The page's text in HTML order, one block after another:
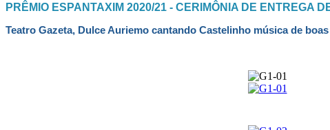
PRÊMIO ESPANTAXIM 2020/21 - CERIMÔNIA DE ENTREGA
Teatro Gazeta, Dulce Auriemo cantando Castelinho música de